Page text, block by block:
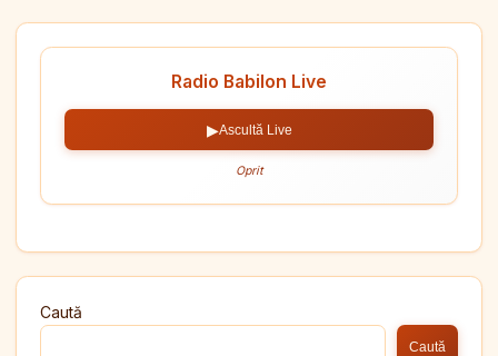
Radio Babilon Live
▶Ascultă Live
Oprit
Caută
Caută